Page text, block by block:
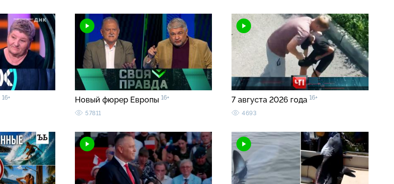
16+ Новый фюрер Европы 16+
57811
7 августа 2026 года 16+
4693